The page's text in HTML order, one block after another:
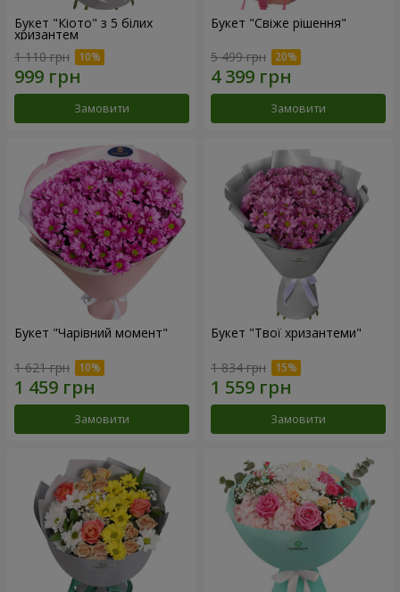
Букет "Кіото" з 5 білих
хризантем
1 110 грн
Замовити
Букет "Свіже рішення"
5 499 грн
Замовити
Букет "Чарівний момент"
1 621 грн
Замовити
Букет "Твої хризантеми"
1 834 грн
Замовити